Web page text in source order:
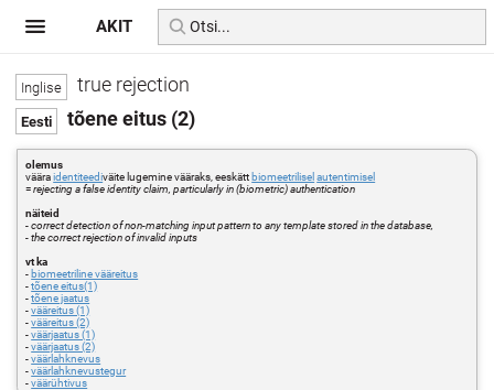
true rejection
tõene eitus (2)
olemus
vääraidentiteediväite lugemine vääraks, eeskätt biomeetrilisel autentimisel
=rejecting a false identity claim, particularly in (biometric) authentication
näiteid
-correct detection of non-matching input pattern to any template stored in the database,
- the correct rejection of invalid inputs
vt ka
- biomeetriline vääreitus
-tõene eitus(1)
-tõene jaatus
-vääreitus (1)
-vääreitus (2)
-väärjaatus (1)
-väärjaatus (2)
-väärlahknevus
-väärlahknevustegur
-väärühtivus
AKIT